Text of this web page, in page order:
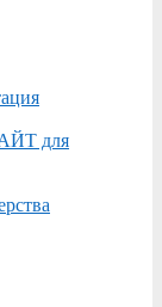
для